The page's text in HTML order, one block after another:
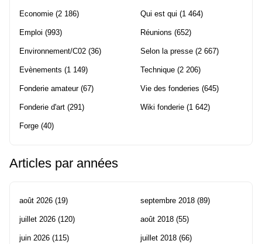
Economie (2 186)
Emploi (993)
Environnement/C02 (36)
Evènements (1 149)
Fonderie amateur(67)
Fonderie d'art (291)
Forge (40)
Qui est qui (1 464)
Réunions (652)
Selon la presse (2 667)
Technique (2 206)
Vie des fonderies (645)
Wiki fonderie (1 642)
Articles par années
août 2026 (19)
juillet 2026 (120)
juin 2026 (115)
septembre 2018 (89)
août 2018 (55)
juillet 2018 (66)